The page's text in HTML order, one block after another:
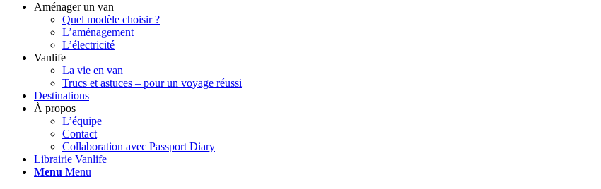
Aménager un van
Quel modèle choisir ?
L’aménagement
L’électricité
Vanlife
La vie en van
Trucs et astuces – pour un voyage réussi
Destinations
À propos
L’équipe
Contact
Collaboration avec Passport Diary
Librairie Vanlife
Menu Menu